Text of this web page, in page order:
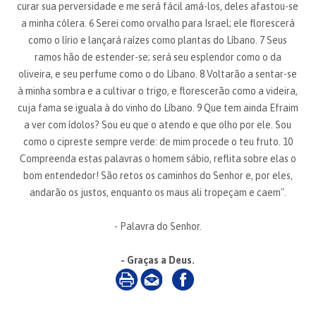
curar sua perversidade e me será fácil amá-los, deles afastou-se
a minha cólera. 6 Serei como orvalho para Israel; ele florescerá
como o lírio e lançará raízes como plantas do Líbano. 7 Seus
ramos hão de estender-se; será seu esplendor como o da
oliveira, e seu perfume como o do Líbano. 8 Voltarão a sentar-se
à minha sombra e a cultivar o trigo, e florescerão como a videira,
cuja fama se iguala à do vinho do Líbano. 9 Que tem ainda Efraim
a ver com ídolos? Sou eu que o atendo e que olho por ele. Sou
como o cipreste sempre verde: de mim procede o teu fruto. 10
Compreenda estas palavras o homem sábio, reflita sobre elas o
bom entendedor! São retos os caminhos do Senhor e, por eles,
andarão os justos, enquanto os maus ali tropeçam e caem".
- Palavra do Senhor.
- Graças a Deus.